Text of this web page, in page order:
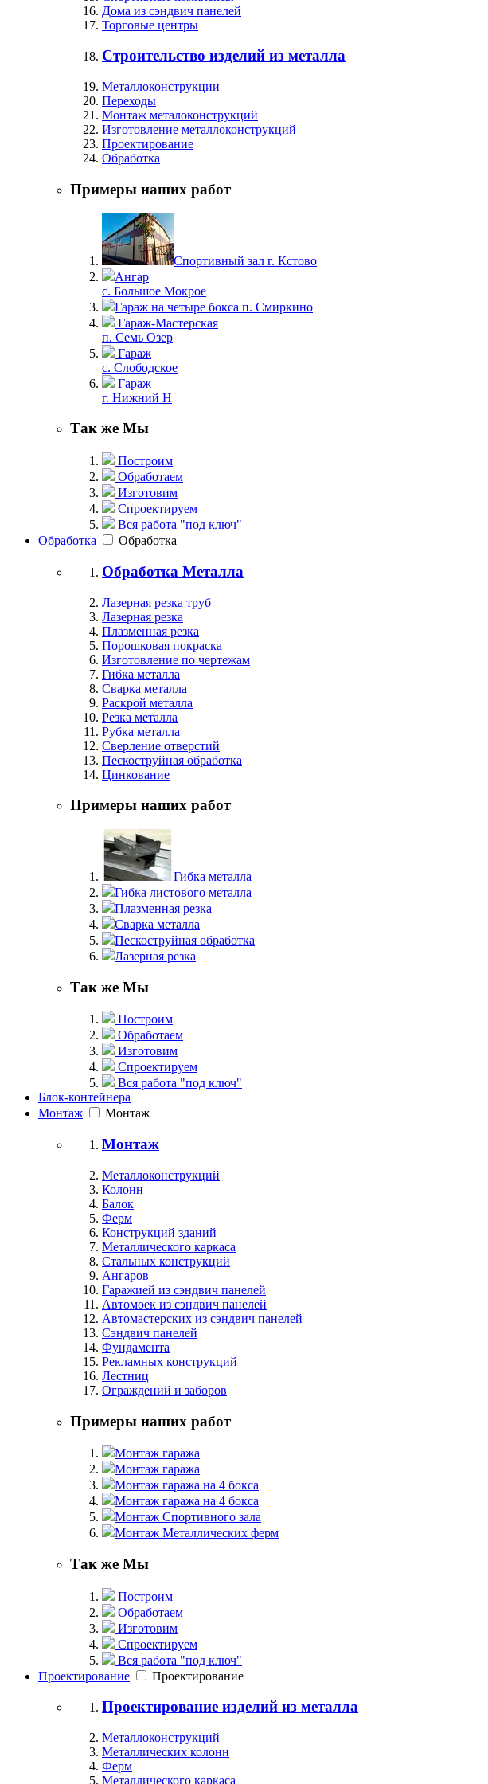
Дома из сэндвич панелей
Торговые центры
Строительство изделий из металла
Металлоконструкции
Переходы
Монтаж металоконструкций
Изготовление металлоконструкций
Проектирование
Обработка
Примеры наших работ
Спортивный зал г. Кстово
Ангар
с. Большое Мокрое
Гараж на четыре бокса п. Смиркино
Гараж-Мастерская
п. Семь Озер
Гараж
с. Слободское
Гараж
г. Нижний Н
Так же Мы
Построим
Обработаем
Изготовим
Спроектируем
Вся работа "под ключ"
Обработка
Обработка
Обработка Металла
Лазерная резка труб
Лазерная резка
Плазменная резка
Порошковая покраска
Изготовление по чертежам
Гибка металла
Сварка металла
Раскрой металла
Резка металла
Рубка металла
Сверление отверстий
Пескоструйная обработка
Цинкование
Примеры наших работ
Гибка металла
Гибка листового металла
Плазменная резка
Сварка металла
Пескоструйная обработка
Лазерная резка
Так же Мы
Построим
Обработаем
Изготовим
Спроектируем
Вся работа "под ключ"
Блок-контейнера
Монтаж
Монтаж
Монтаж
Металлоконструкций
Колонн
Балок
Ферм
Конструкций зданий
Металлического каркаса
Стальных конструкций
Ангаров
Гаражией из сэндвич панелей
Автомоек из сэндвич панелей
Автомастерских из сэндвич панелей
Сэндвич панелей
Фундамента
Рекламных конструкций
Лестниц
Ограждений и заборов
Примеры наших работ
Монтаж гаража
Монтаж гаража
Монтаж гаража на 4 бокса
Монтаж гаража на 4 бокса
Монтаж Спортивного зала
Монтаж Металлических ферм
Так же Мы
Построим
Обработаем
Изготовим
Спроектируем
Вся работа "под ключ"
Проектирование
Проектирование
Проектирование изделий из металла
Металлоконструкций
Металлических колонн
Ферм
Металлического каркаса